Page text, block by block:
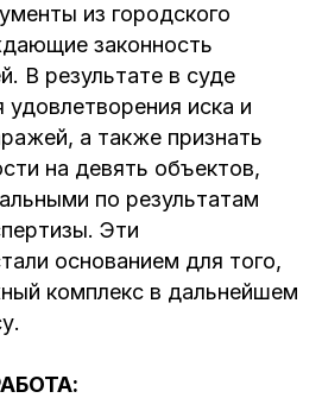
из городского
законность
В результате в суде
иска и
а также признать
на девять объектов,
по результатам
Эти
основанием для того,
комплекс в дальнейшем